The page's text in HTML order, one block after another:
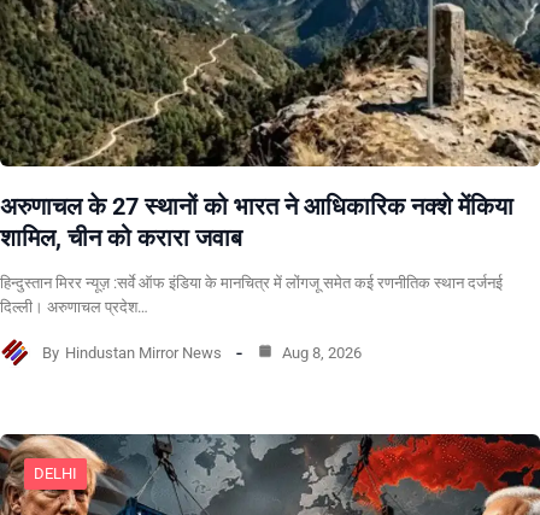
अरुणाचल के 27 स्थानों को भारत ने आधिकारिक नक्शे मेंकिया
शामिल, चीन को करारा जवाब
हिन्दुस्तान मिरर न्यूज़ :सर्वे ऑफ इंडिया के मानचित्र में लोंगजू समेत कई रणनीतिक स्थान दर्जनई
दिल्ली। अरुणाचल प्रदेश…
By Hindustan Mirror News Aug 8, 2026
DELHI